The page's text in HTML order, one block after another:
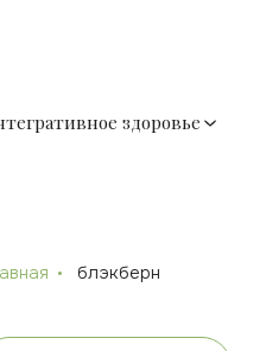
здоровье
блэкберн